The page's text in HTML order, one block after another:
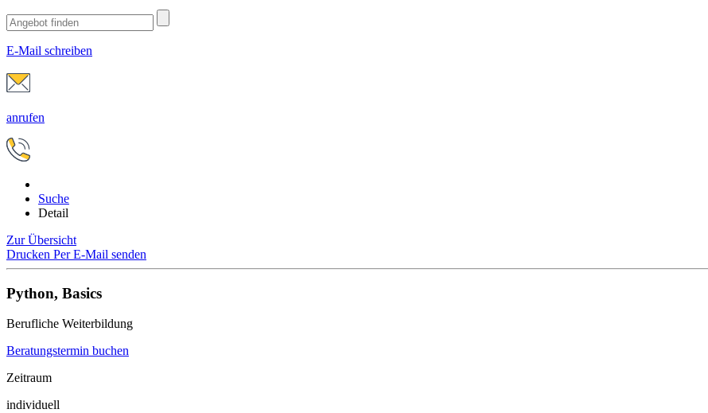
E-Mail schreiben
anrufen
Suche
Detail
Zur Übersicht
Drucken Per E-Mail senden
Python, Basics
Berufliche Weiterbildung
Beratungstermin buchen
Zeitraum
individuell